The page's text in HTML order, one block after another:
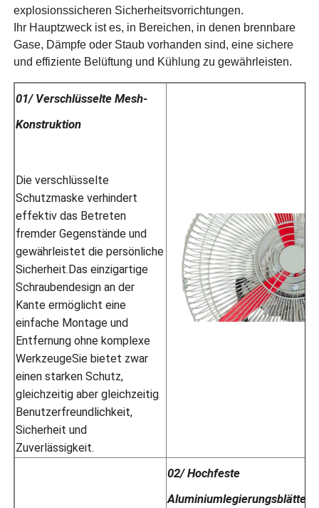
explosionssicheren Sicherheitsvorrichtungen.
Ihr Hauptzweck ist es, in Bereichen, in denen brennbare
Gase, Dämpfe oder Staub vorhanden sind, eine sichere
und effiziente Belüftung und Kühlung zu gewährleisten.
01/ Verschlüsselte Mesh-
Konstruktion
Die verschlüsselte
Schutzmaske verhindert
effektiv das Betreten
fremder Gegenstände und
gewährleistet die persönliche
Sicherheit.Das einzigartige
Schraubendesign an der
Kante ermöglicht eine
einfache Montage und
Entfernung ohne komplexe
WerkzeugeSie bietet zwar
einen starken Schutz,
gleichzeitig aber gleichzeitig
Benutzerfreundlichkeit,
Sicherheit und
Zuverlässigkeit.
02/ Hochfeste
Aluminiumlegierungsblätter